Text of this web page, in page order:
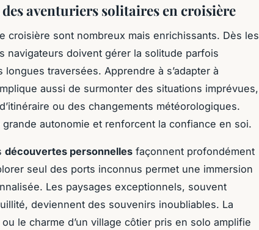
aventuriers solitaires en croisière
croisière sont nombreux mais enrichissants. Dès les
navigateurs doivent gérer la solitude parfois
traversées. Apprendre à s’adapter à
aussi de surmonter des situations imprévues,
ou des changements météorologiques.
autonomie et renforcent la confiance en soi.
découvertes personnelles façonnent profondément
seul des ports inconnus permet une immersion
Les paysages exceptionnels, souvent
deviennent des souvenirs inoubliables. La
le charme d’un village côtier pris en solo amplifie